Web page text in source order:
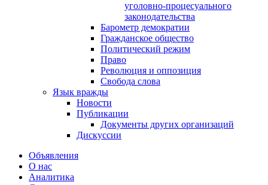
уголовно-процесуального
законодательства
Барометр демократии
Гражданское общество
Политический режим
Право
Революция и оппозиция
Свобода слова
Язык вражды
Новости
Публикации
Документы других организаций
Дискуссии
Объявления
О нас
Аналитика